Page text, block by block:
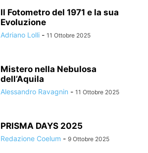
Il Fotometro del 1971 e la sua
Evoluzione
Adriano Lolli - 11 Ottobre 2025
Mistero nella Nebulosa
dell’Aquila
Alessandro Ravagnin - 11 Ottobre 2025
PRISMA DAYS 2025
Redazione Coelum - 9 Ottobre 2025